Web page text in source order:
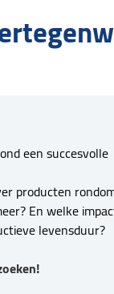
een succesvolle
producten
En welke
levensduur?